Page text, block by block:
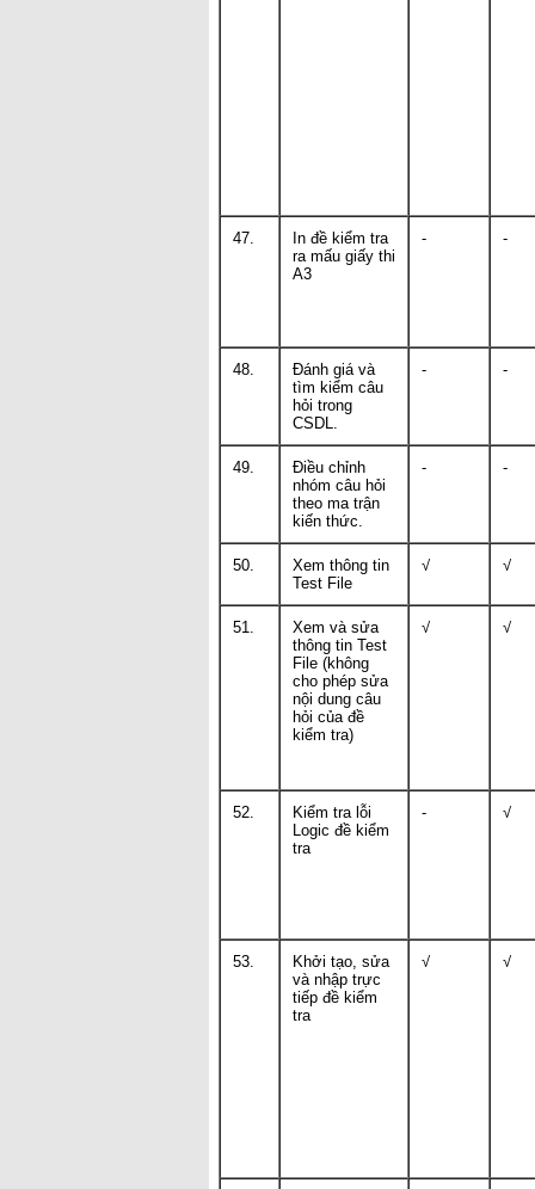
47.
In đề kiểm tra
ra mấu giấy thi
A3
- -
48.
Đánh giá và
tìm kiểm câu
hỏi trong
CSDL.
- -
49.
Điều chỉnh
nhóm câu hỏi
theo ma trận
kiến thức.
- -
50.
Xem thông tin
Test File
√ √
51.
Xem và sửa
thông tin Test
File (không
cho phép sửa
nội dung câu
hỏi của đề
kiểm tra)
√ √
52.
Kiểm tra lỗi
Logic đề kiểm
tra
- √
53.
Khởi tạo, sửa
và nhập trực
tiếp đề kiểm
tra
√ √